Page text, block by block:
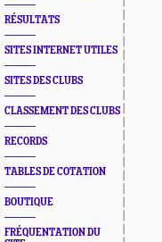
RÉSULTATS
SITES INTERNET UTILES
SITES DES CLUBS
CLASSEMENT DES CLUBS
RECORDS
TABLES DE COTATION
BOUTIQUE
FRÉQUENTATION DU